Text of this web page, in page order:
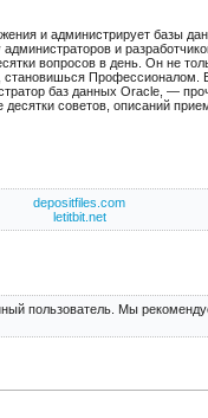
и администрирует базы
и
вопросов в день. Он не
баз данных Oracle, —
советов, описаний
depositfiles.com
letitbit.net
пользователь. Мы